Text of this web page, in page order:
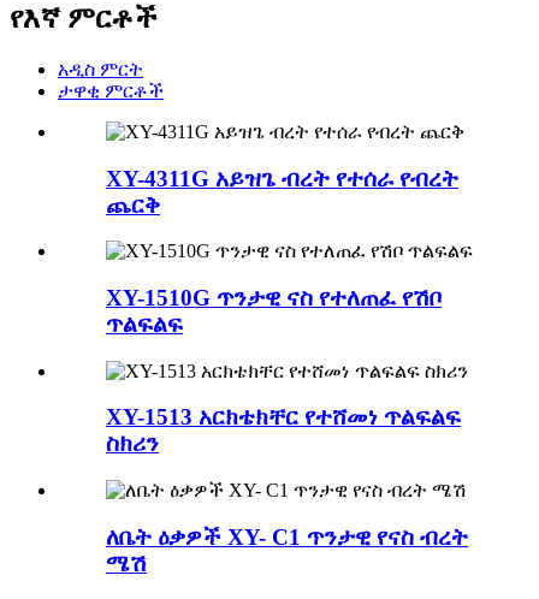
የእኛ ምርቶች
አዲስ ምርት
ታዋቂ ምርቶች
XY-4311G አይዝጌ ብረት የተሰራ የብረት
ጨርቅ
XY-1510G ጥንታዊ ናስ የተለጠፈ የሽቦ
ጥልፍልፍ
XY-1513 አርክቴክቸር የተሸመነ ጥልፍልፍ
ስክሪን
ለቤት ዕቃዎች XY- C1 ጥንታዊ የናስ ብረት
ሜሽ